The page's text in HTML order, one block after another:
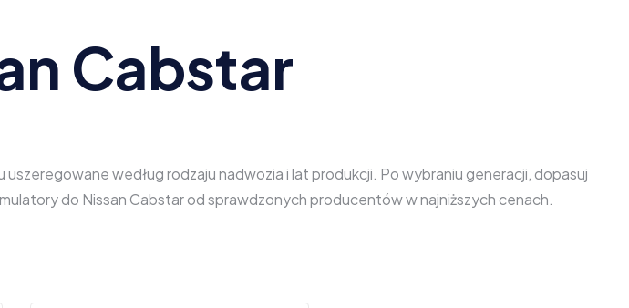
Cabstar
według rodzaju nadwozia i lat produkcji. Po wybraniu generacji, dopasuj
do Nissan Cabstar od sprawdzonych producentów w najniższych cenach.